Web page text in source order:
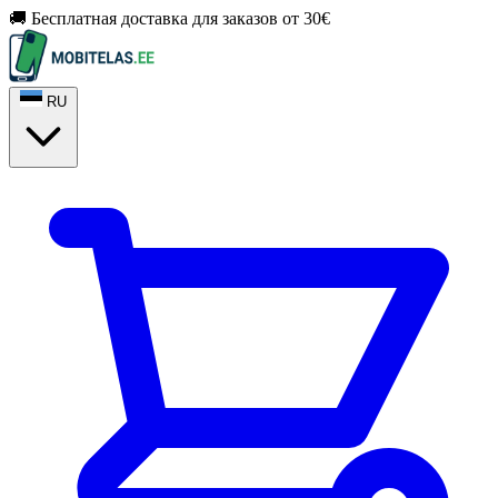
🚚 Бесплатная доставка для заказов от 30€
RU